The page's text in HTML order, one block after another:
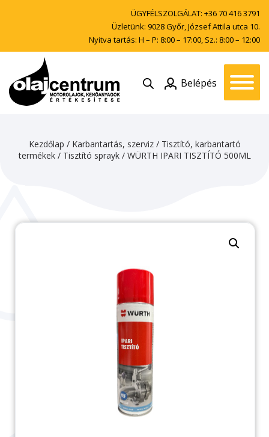
ÜGYFÉLSZOLGÁLAT: +36 70 416 3791
Üzletünk: 9028 Győr, József Attila utca 10.
Nyitva tartás: H – P: 8:00 – 17:00, Sz.: 8:00 – 12:00
Belépés
Kezdőlap / Karbantartás, szerviz/ Tisztító, karbantartó
termékek/ Tisztító sprayk/ WÜRTH IPARI TISZTÍTÓ 500ML